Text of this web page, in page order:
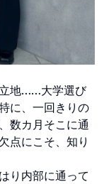
地……大学選び
に、一回きりの
数カ月そこに通
点にこそ、知り
り内部に通って